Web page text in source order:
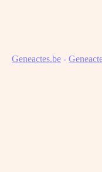
Geneactes.be -